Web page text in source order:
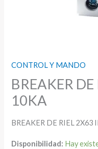
CONTROL Y MANDO
BREAKER
10KA
BREAKER DE RIEL 2X63
Disponibilidad: Hay